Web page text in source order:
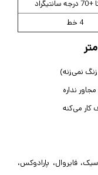
4 خط
زنگ نمی‌زنه)
کار می‌کنه
فایروال، پارادوکس،